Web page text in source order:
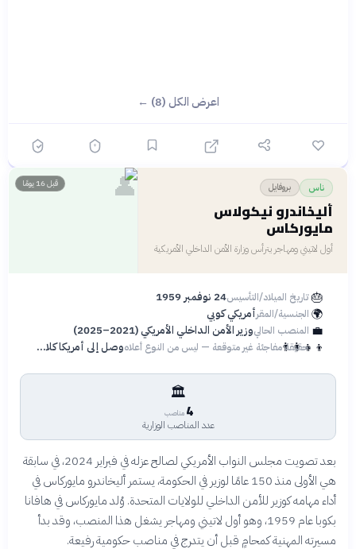
اعرض الكل (8) ←
ناس بروفايل
أليخاندرو نيكولاس
مايوركاس
أول لاتيني ومهاجر يترأس وزارة الأمن الداخلي الأمريكية
قبل 16 يومًا 👤
🎂تاريخ الميلاد/التأسيس24 نوفمبر 1959
🌍 الجنسية/المقرأمريكي كوبي
💼 المنصب الحاليوزير الأمن الداخلي الأمريكي (2021–2025)
👨‍👩‍👧‍👦
حقيقة مفاجئة غير متوقعة — ليس من النوع أعلاه وصل إلى أمريكا كلاجئ وعمره عام واحد
🏛️
4 مناصب
عدد المناصب الوزارية
بعد تصويت مجلس النواب الأمريكي لصالح عزله في فبراير 2024، في سابقة
هي الأولى منذ 150 عامًا لوزير في الحكومة، يستمر أليخاندرو مايوركاس في
أداء مهامه كوزير للأمن الداخلي للولايات المتحدة. وُلد مايوركاس في هافانا
بكوبا عام 1959، وهو أول لاتيني ومهاجر يشغل هذا المنصب، وقد بدأ
مسيرته المهنية كمحامٍ قبل أن يتدرج في مناصب حكومية رفيعة.